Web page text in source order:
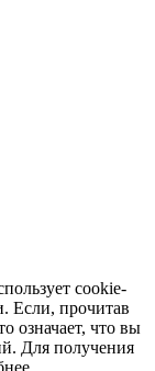
cookie-
Если, прочитав
означает, что вы
Для получения